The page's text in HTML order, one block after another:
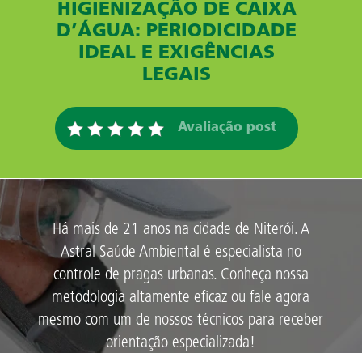
HIGIENIZAÇÃO DE CAIXA
D’ÁGUA: PERIODICIDADE
IDEAL E EXIGÊNCIAS
LEGAIS
Avaliação post
Há mais de 21 anos na cidade de Niterói. A
Astral Saúde Ambiental é especialista no
controle de pragas urbanas. Conheça nossa
metodologia altamente eficaz ou fale agora
mesmo com um de nossos técnicos para receber
orientação especializada!